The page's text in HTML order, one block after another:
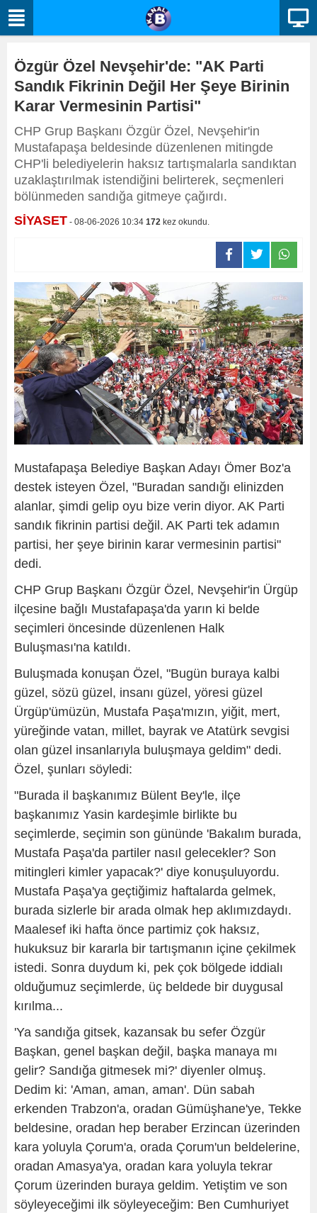
Özgür Özel Nevşehir'de: "AK Parti
Sandık Fikrinin Değil Her Şeye Birinin
Karar Vermesinin Partisi"
CHP Grup Başkanı Özgür Özel, Nevşehir'in
Mustafapaşa beldesinde düzenlenen mitingde
CHP'li belediyelerin haksız tartışmalarla sandıktan
uzaklaştırılmak istendiğini belirterek, seçmenleri
bölünmeden sandığa gitmeye çağırdı.
SİYASET - 08-06-2026 10:34 172 kez okundu.
Mustafapaşa Belediye Başkan Adayı Ömer Boz'a
destek isteyen Özel, "Buradan sandığı elinizden
alanlar, şimdi gelip oyu bize verin diyor. AK Parti
sandık fikrinin partisi değil. AK Parti tek adamın
partisi, her şeye birinin karar vermesinin partisi"
dedi.
CHP Grup Başkanı Özgür Özel, Nevşehir'in Ürgüp
ilçesine bağlı Mustafapaşa'da yarın ki belde
seçimleri öncesinde düzenlenen Halk
Buluşması'na katıldı.
Buluşmada konuşan Özel, "Bugün buraya kalbi
güzel, sözü güzel, insanı güzel, yöresi güzel
Ürgüp'ümüzün, Mustafa Paşa'mızın, yiğit, mert,
yüreğinde vatan, millet, bayrak ve Atatürk sevgisi
olan güzel insanlarıyla buluşmaya geldim" dedi.
Özel, şunları söyledi:
"Burada il başkanımız Bülent Bey'le, ilçe
başkanımız Yasin kardeşimle birlikte bu
seçimlerde, seçimin son gününde 'Bakalım burada,
Mustafa Paşa'da partiler nasıl gelecekler? Son
mitingleri kimler yapacak?' diye konuşuluyordu.
Mustafa Paşa'ya geçtiğimiz haftalarda gelmek,
burada sizlerle bir arada olmak hep aklımızdaydı.
Maalesef iki hafta önce partimiz çok haksız,
hukuksuz bir kararla bir tartışmanın içine çekilmek
istedi. Sonra duydum ki, pek çok bölgede iddialı
olduğumuz seçimlerde, üç beldede bir duygusal
kırılma...
'Ya sandığa gitsek, kazansak bu sefer Özgür
Başkan, genel başkan değil, başka manaya mı
gelir? Sandığa gitmesek mi?' diyenler olmuş.
Dedim ki: 'Aman, aman, aman'. Dün sabah
erkenden Trabzon'a, oradan Gümüşhane'ye, Tekke
beldesine, oradan hep beraber Erzincan üzerinden
kara yoluyla Çorum'a, orada Çorum'un beldelerine,
oradan Amasya'ya, oradan kara yoluyla tekrar
Çorum üzerinden buraya geldim. Yetiştim ve son
söyleyeceğimi ilk söyleyeceğim: Ben Cumhuriyet